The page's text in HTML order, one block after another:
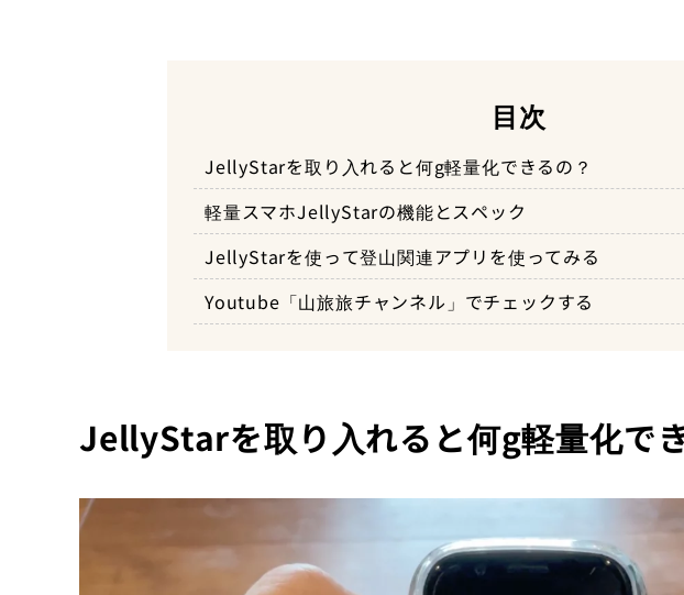
目次
JellyStarを取り入れると何g軽量化できるの？
軽量スマホJellyStarの機能とスペック
JellyStarを使って登山関連アプリを使ってみる
Youtube「山旅旅チャンネル」でチェックする
JellyStarを取り入れると何g軽量化で